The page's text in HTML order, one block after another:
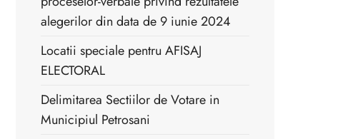
alegerilor din data de 9 iunie 2024
Locatii speciale pentru AFISAJ
ELECTORAL
Delimitarea Sectiilor de Votare in
Municipiul Petrosani